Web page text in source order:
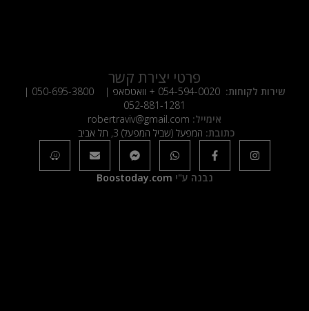
פרטי יצירת קשר
שירות לקוחות: 054-594-0020 + וואטסאפ | 050-695-3800
|
052-881-1281
אימייל: robertraviv@gmail.com
כתובת: המפעל (שביל המפעל) 3, תל אביב
נבנה ע"י Boostoday.com